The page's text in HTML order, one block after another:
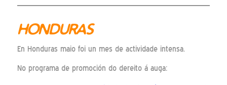
HONDURAS
En Honduras maio foi un mes de actividade intensa.
No programa de promoción do dereito á auga: